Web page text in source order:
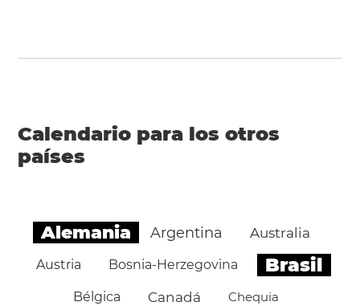
Calendario para los otros
países
Alemania Argentina Australia
Austria Bosnia-Herzegovina Brasil
Bélgica Canadá Chequia